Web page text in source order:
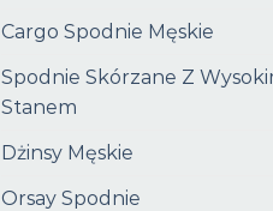
Cargo Spodnie Męskie
Spodnie Skórzane Z
Stanem
Dżinsy Męskie
Orsay Spodnie